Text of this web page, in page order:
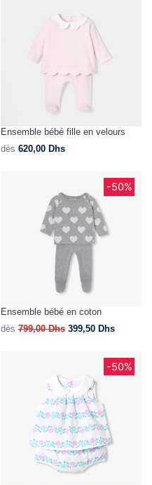
Ensemble bébé fille en velours
dès 620,00 Dhs
-50%
Ensemble bébé en coton
dès 799,00Dhs 399,50 Dhs
-50%